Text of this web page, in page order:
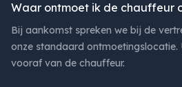
Waar ontmoet ik de chauffeur
Bij aankomst spreken we bij de
onze standaard
vooraf van de chauffeur.